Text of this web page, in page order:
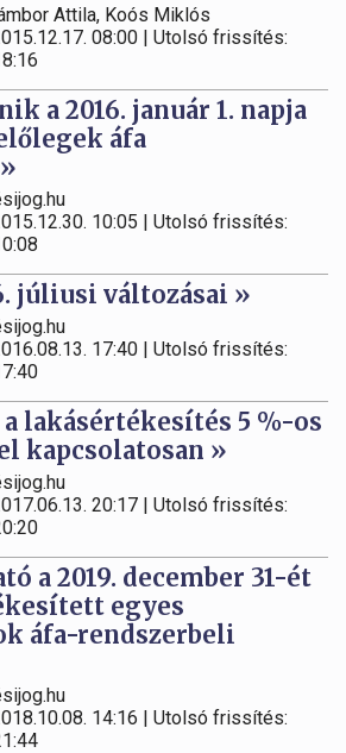
Attila, Koós Miklós
08:00 | Utolsó frissítés:
a 2016. január 1. napja
áfa
10:05 | Utolsó frissítés:
júliusi változásai »
17:40 | Utolsó frissítés:
a lakásértékesítés 5 %-os
kapcsolatosan »
20:17 | Utolsó frissítés:
a 2019. december 31-ét
egyes
áfa-rendszerbeli
14:16 | Utolsó frissítés: